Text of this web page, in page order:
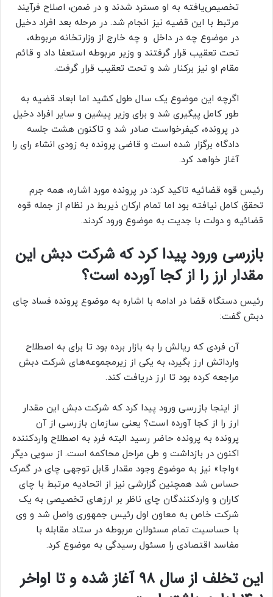
تخصیص‌یافته به او مسترد شدند و در ضمن، اصلاح فرآیند
مرتبط با این قضیه نیز انجام شد. در مرحله بعد افراد دخیل
در موضوع چه در داخل و چه خارج از وزارتخانه مربوطه،
تحت تعقیب قرار گرفتند و وزیر مربوطه استعفا داد و قائم
مقام او نیز برکنار شد و تحت تعقیب قرار گرفت.
اگرچه این موضوع یک‌ سال طول کشید اما ابعاد قضیه به
طور کامل‌ پیگیری شد و برای وزیر پیشین و سایر افراد دخیل
در پرونده، کیفرخواست صادر شد و تاکنون هشت جلسه
دادگاه برگزار شده است و قاضی پرونده به زودی انشاء رای را
آغاز خواهد کرد.
رئیس قوه قضائیه تاکید کرد: در پرونده مورد اشاره، همه جرم
تحقق کامل نیافته بود اما تمام ارکان ذیربط در نظام از جمله قوه
قضائیه و دولت با جدیت به موضوع ورود کردند.
بازرسی ورود پیدا کرد که شرکت دبش این
مقدار ارز را از کجا آورده است؟
رئیس دستگاه قضا در ادامه با اشاره به موضوع پرونده فساد چای
دبش گفت:
آن فردی که ریالش را به بازار برده بود تا برای به اصطلاح
وارداتش ارز بگیرد، به یکی از زیرمجموعه‌های شرکت دبش
مراجعه کرده بود تا ارز دریافت کند.
از اینجا بازرسی ورود پیدا کرد که شرکت دبش این مقدار
ارز را از کجا آورده است؟ یعنی سازمان بازرسی از آن
پرونده به پرونده حاضر رسید البته فردِ به اصطلاح واردکننده
اکنون در بازداشت و طی مراحل محاکمه است. از سویی دیگر
«واجا» نیز به موضوع وجود مقدار قابل توجهی چای در گمرک
حساس شد همچنین گزارشی نیز از اتحادیه مرتبط با چای
کاران و واردکنندگان چای ناظر بر ارزهای تخصیصی به یک
شرکت خاص به معاون اول رئیس جمهوری واصل شد و وی
با حساسیت تمام مسئولان مربوطه در ستاد مقابله با
مفاسد اقتصادی را مسئول رسیدگی به موضوع کرد.
این تخلف از سال ۹۸ آغاز شده و تا اواخر